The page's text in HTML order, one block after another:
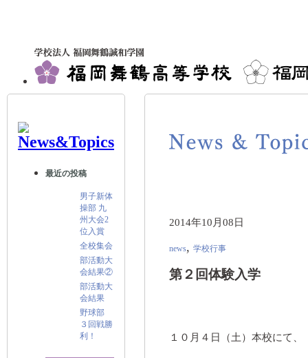
最近の投稿
男子新体
操部 九
州大会2
位入賞
全校集会
部活動大
会結果②
部活動大
会結果
野球部
３回戦勝
利！
2014年10月08日
news, 学校行事
第２回体験入学
１０月４日（土）本校にて、